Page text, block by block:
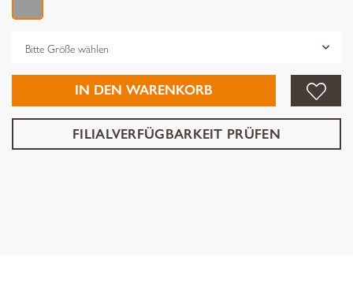
IN DEN WARENKORB
FILIALVERFÜGBARKEIT PRÜFEN